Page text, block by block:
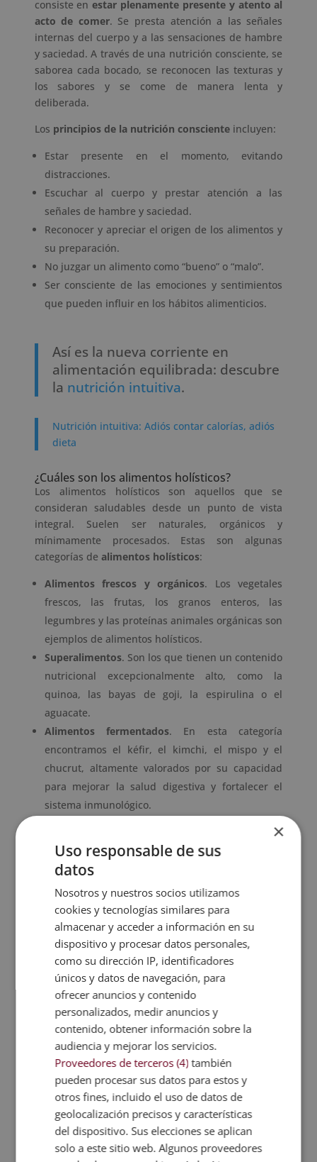
consiste enestar plenamente presente y atento al
acto de comer. Se presta atención a las señales
internas del cuerpo y a las sensaciones de hambre
y saciedad. A través de una nutrición consciente, se
saborea cada bocado, se reconocen las texturas y
los sabores y se come de manera lenta y
deliberada.
Los principios de la nutrición conscienteincluyen:
Estar presente en el momento, evitando
distracciones.
Escuchar al cuerpo y prestar atención a las
señales de hambre y saciedad.
Reconocer y apreciar el origen de los alimentos y
su preparación.
No juzgar un alimento como “bueno” o “malo”.
Ser consciente de las emociones y sentimientos
que pueden influir en los hábitos alimenticios.
Así es la nueva corriente en
alimentación equilibrada: descubre
la nutrición intuitiva.
Nutrición intuitiva: Adiós contar calorías, adiós
dieta
¿Cuáles son los alimentos holísticos?
Los alimentos holísticos son aquellos que se
consideran saludables desde un punto de vista
integral. Suelen ser naturales, orgánicos y
mínimamente procesados. Estas son algunas
categorías de alimentos holísticos:
Alimentos frescos y orgánicos. Los vegetales
frescos, las frutas, los granos enteros, las
legumbres y las proteínas animales orgánicas son
ejemplos de alimentos holísticos.
Superalimentos. Son los que tienen un contenido
nutricional excepcionalmente alto, como la
quinoa, las bayas de goji, la espirulina o el
aguacate.
Alimentos fermentados. En esta categoría
encontramos el kéfir, el kimchi, el mispo y el
chucrut, altamente valorados por su capacidad
para mejorar la salud digestiva y fortalecer el
sistema inmunológico.
integral, las lentejas y los frijoles son una
excelente fuente de fibra, proteínas y otros
nutrientes importantes.
Hierbas y especias. Muchas de ellas tienen
propiedades antiinflamatorias, antioxidantes y
antimicrobianas. Algunos ejemplos de hierbas y
especias incluyen el jengibre, el ajo, el cilantro o
la cúrcuma.
Grasas saludables
. Las encontramos en el aceite
de oliva, el aceite de coco, los frutos secos y el
pescado graso.
Cómo tener una alimentación holística
cómo tener una alimentación holística
Existen 10 puntos clave que contribuyen al
bienestar y ayudan a adoptar un estilo de nutrición
más consciente. Estos son:
Elegir alimentos naturales y orgánicos.
×
Uso responsable de sus
datos
Nosotros y nuestros socios utilizamos
cookies y tecnologías similares para
almacenar y acceder a información en su
dispositivo y procesar datos personales,
como su dirección IP, identificadores
únicos y datos de navegación, para
ofrecer anuncios y contenido
personalizados, medir anuncios y
contenido, obtener información sobre la
audiencia y mejorar los servicios.
Proveedores de terceros (4) también
pueden procesar sus datos para estos y
otros fines, incluido el uso de datos de
geolocalización precisos y características
del dispositivo. Sus elecciones se aplican
solo a este sitio web. Algunos proveedores